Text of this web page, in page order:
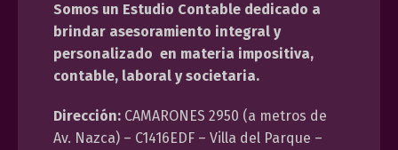
Somos un Estudio Contable dedicado a
brindar asesoramiento integral y
personalizado en materia impositiva,
contable, laboral y societaria.
Dirección: CAMARONES 2950 (a metros de
Av. Nazca) – C1416EDF – Villa del Parque –